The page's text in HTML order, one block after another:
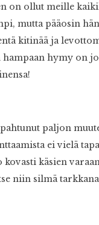
on ollut meille
mutta pääosin
kitinää ja
hymy on
paljon
ei vielä
käsien
niin silmä